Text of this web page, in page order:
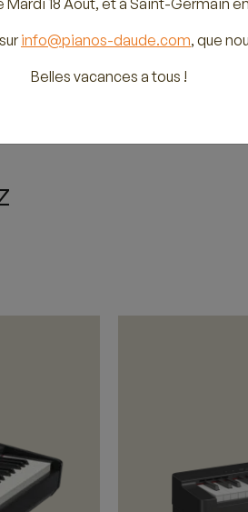
info@pianos-daude.com, que
Belles vacances a tous !